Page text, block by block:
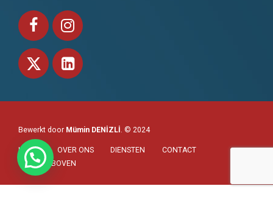
Bewerkt door Mümin DENİZLİ . © 2024
HOME OVER ONS DIENSTEN
CONTACT
NAAR BOVEN